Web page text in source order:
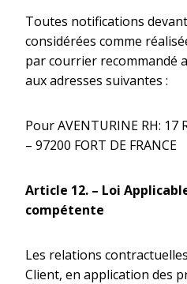
Toutes notifications
considérées comme
par courrier recommandé
aux adresses suivantes :
Pour AVENTURINE RH: 17
– 97200 FORT DE FRANCE
Article 12. – Loi
compétente
Les relations
Client, en application des